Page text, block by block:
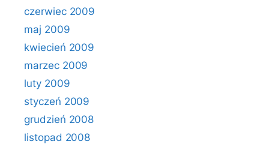
czerwiec 2009
maj 2009
kwiecień 2009
marzec 2009
luty 2009
styczeń 2009
grudzień 2008
listopad 2008